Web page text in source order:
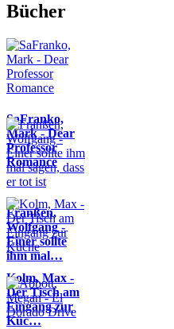
Bücher
SaFranko,
Mark - Dear
Professor
Romance
Franßen,
Wolfgang -
Einer sollte
ihm mal…
Kolm, Max -
Der Tisch am
Eingang zur
Küc…